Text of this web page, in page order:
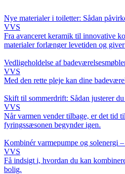
Nye materialer i toiletter: Sådan
VVS
Fra avanceret keramik til innovative
materialer forlænger levetiden og
Vedligeholdelse af
VVS
Med den rette pleje kan dine
Skift til sommerdrift: Sådan justerer
VVS
Når varmen vender tilbage, er det tid
fyringssæsonen begynder igen.
Kombinér varmepumpe og solenergi
VVS
Få indsigt i, hvordan du kan
bolig.